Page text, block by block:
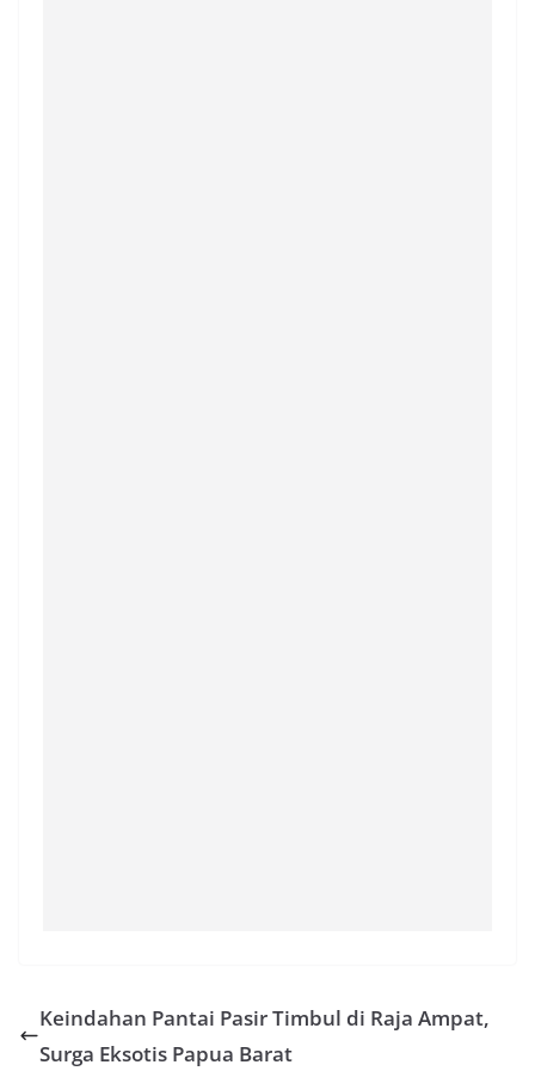
Keindahan Pantai Pasir Timbul di Raja Ampat,
Surga Eksotis Papua Barat